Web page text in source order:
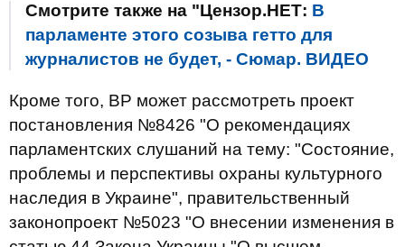
Смотрите также на "Цензор.НЕТ: В
парламенте этого созыва гетто для
журналистов не будет, - Сюмар. ВИДЕО
Кроме того, ВР может рассмотреть проект
постановления №8426 "О рекомендациях
парламентских слушаний на тему: "Состояние,
проблемы и перспективы охраны культурного
наследия в Украине", правительственный
законопроект №5023 "О внесении изменения в